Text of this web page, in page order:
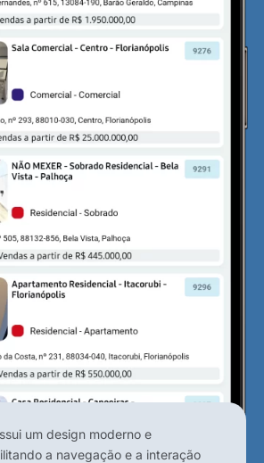
um design moderno e
a navegação e a interação